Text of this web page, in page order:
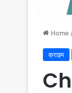
Home
क्राइम